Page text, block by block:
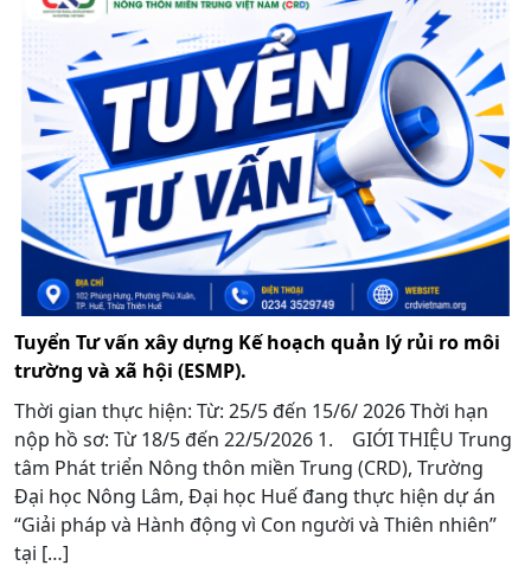
Tuyển Tư vấn xây dựng Kế hoạch quản lý rủi ro môi
trường và xã hội (ESMP).
Thời gian thực hiện: Từ: 25/5 đến 15/6/ 2026 Thời hạn
nộp hồ sơ: Từ 18/5 đến 22/5/2026 1. GIỚI THIỆU Trung
tâm Phát triển Nông thôn miền Trung (CRD), Trường
Đại học Nông Lâm, Đại học Huế đang thực hiện dự án
“Giải pháp và Hành động vì Con người và Thiên nhiên”
tại […]